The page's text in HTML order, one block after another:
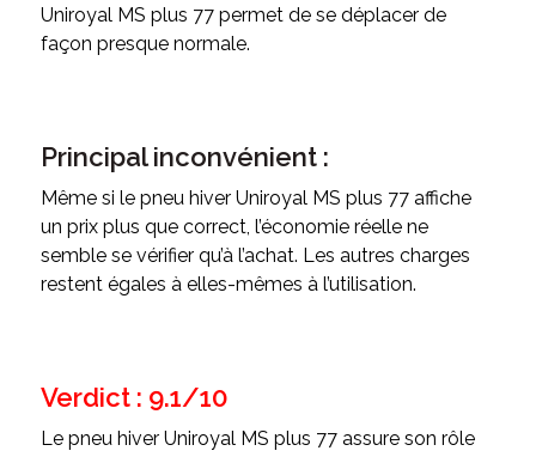
Uniroyal MS plus 77 permet de se déplacer de
façon presque normale.
Principal inconvénient :
Même si le pneu hiver Uniroyal MS plus 77 affiche
un prix plus que correct, l’économie réelle ne
semble se vérifier qu’à l’achat. Les autres charges
restent égales à elles-mêmes à l’utilisation.
Verdict : 9.1/10
Le pneu hiver Uniroyal MS plus 77 assure son rôle